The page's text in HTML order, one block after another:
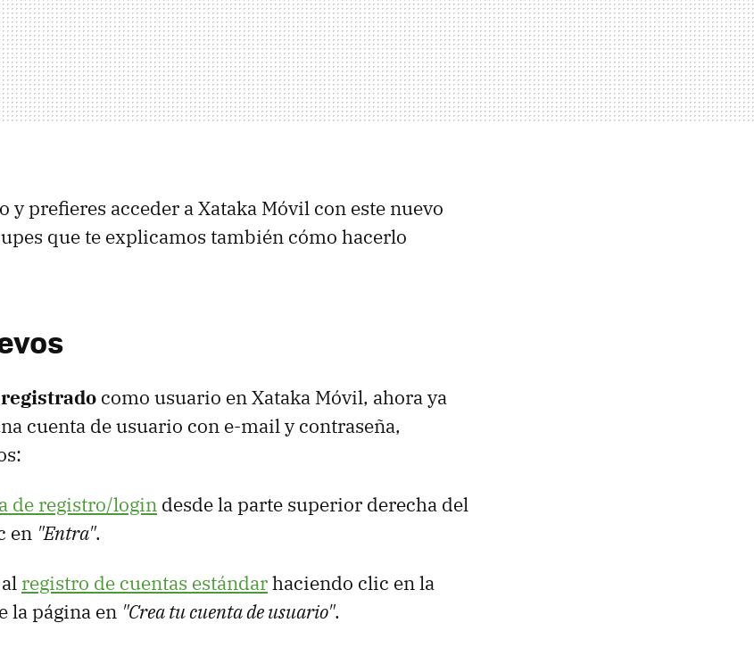
y prefieres acceder a Xataka Móvil con este nuevo
que te explicamos también cómo hacerlo
como usuario en Xataka Móvil, ahora ya
cuenta de usuario con e-mail y contraseña,
de registro/login desde la parte superior derecha del
en "Entra".
registro de cuentas estándarhaciendo clic en la
la página en "Crea tu cuenta de usuario".